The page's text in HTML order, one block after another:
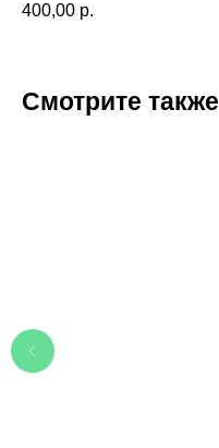
400,00 р.
Смотрите также